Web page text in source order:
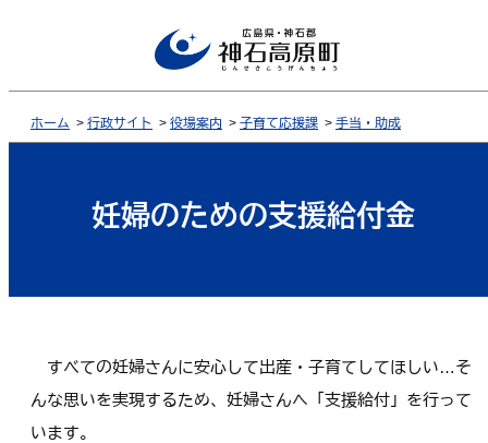
ホーム > 行政サイト > 役場案内 > 子育て応援課 > 手当・助成
妊婦のための支援給付金
すべての妊婦さんに安心して出産・子育てしてほしい…そ
んな思いを実現するため、妊婦さんへ「支援給付」を行って
います。